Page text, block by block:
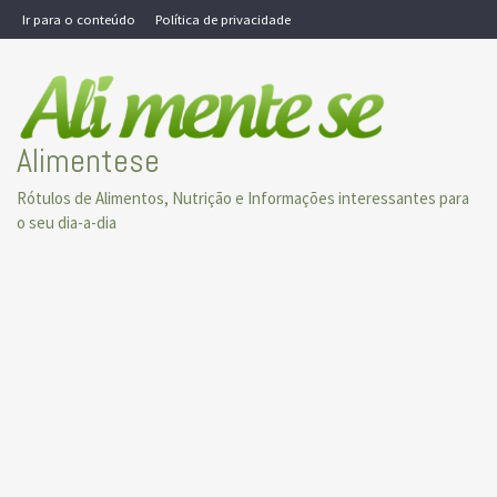
Skip
to
Ir para o conteúdo Política de privacidade
Alimentese
Rótulos de Alimentos, Nutrição e Informações interessantes para
o seu dia-a-dia